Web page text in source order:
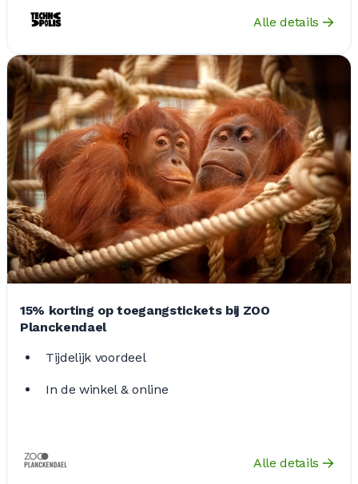
Alle details
15% korting op toegangstickets bij ZOO
Planckendael
Tijdelijk voordeel
In de winkel & online
Alle details